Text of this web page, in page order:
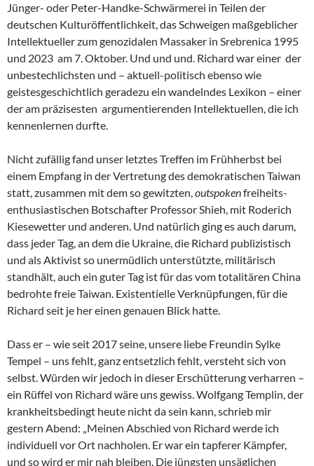
Jünger- oder Peter-Handke-Schwärmerei in Teilen der
deutschen Kulturöffentlichkeit, das Schweigen maßgeblicher
Intellektueller zum genozidalen Massaker in Srebrenica 1995
und 2023 am 7. Oktober. Und und und. Richard war einer der
unbestechlichsten und – aktuell-politisch ebenso wie
geistesgeschichtlich geradezu ein wandelndes Lexikon – einer
der am präzisesten argumentierenden Intellektuellen, die ich
kennenlernen durfte.
Nicht zufällig fand unser letztes Treffen im Frühherbst bei
einem Empfang in der Vertretung des demokratischen Taiwan
statt, zusammen mit dem so gewitzten,outspokenfreiheits-
enthusiastischen Botschafter Professor Shieh, mit Roderich
Kiesewetter und anderen. Und natürlich ging es auch darum,
dass jeder Tag, an dem die Ukraine, die Richard publizistisch
und als Aktivist so unermüdlich unterstützte, militärisch
standhält, auch ein guter Tag ist für das vom totalitären China
bedrohte freie Taiwan. Existentielle Verknüpfungen, für die
Richard seit je her einen genauen Blick hatte.
Dass er – wie seit 2017 seine, unsere liebe Freundin Sylke
Tempel – uns fehlt, ganz entsetzlich fehlt, versteht sich von
selbst. Würden wir jedoch in dieser Erschütterung verharren –
ein Rüffel von Richard wäre uns gewiss. Wolfgang Templin, der
krankheitsbedingt heute nicht da sein kann, schrieb mir
gestern Abend: „Meinen Abschied von Richard werde ich
individuell vor Ort nachholen. Er war ein tapferer Kämpfer,
und so wird er mir nah bleiben. Die jüngsten unsäglichen